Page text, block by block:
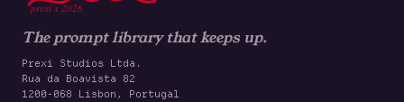
prexi x 2026
The prompt library that keeps up.
Prexi Studios Ltda.
Rua da Boavista 82
1200-068 Lisbon, Portugal